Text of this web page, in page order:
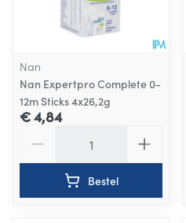
Nan
Nan Expertpro Complete 0-
12m Sticks 4x26,2g
€ 4,84
Bestel